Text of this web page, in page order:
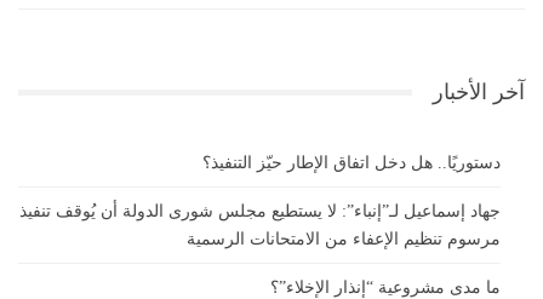
آخر الأخبار
دستوريًا.. هل دخل اتفاق الإطار حيّز التنفيذ؟
جهاد إسماعيل لـ”إنباء”: لا يستطيع مجلس شورى الدولة أن يُوقف تنفيذ
مرسوم تنظيم الإعفاء من الامتحانات الرسمية
ما مدى مشروعية “إنذار الإخلاء”؟